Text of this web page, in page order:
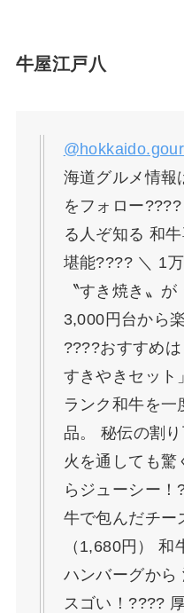
牛屋江戸八
海道グルメ情報
をフォロー
る人ぞ知る 和
堪能???? ＼ 1
〝すき焼き〟
3,000円台から
????おすすめ
すきやきセット
ランク和牛を一
品。 秘伝の割
火を通しても驚
らジューシー
牛で包んだチー
（1,680円） 和
ハンバーグから
スゴい！????